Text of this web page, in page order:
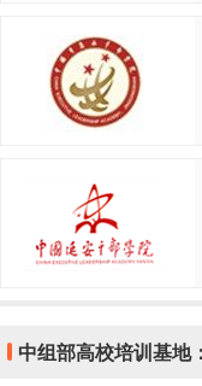
中组部高校培训基地：